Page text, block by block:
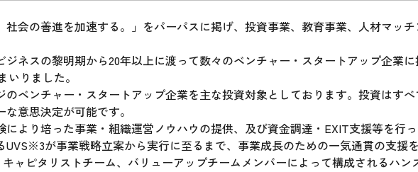
会の善進を加速する。」をパーパスに掲げ、投資事業、教育事業、人材マッ
ネスの黎明期から20年以上に渡って数々のベンチャー・スタートアップ企業に
りました。
ベンチャー・スタートアップ企業を主な投資対象としております。投資はす
意思決定が可能です。
より培った事業・組織運営ノウハウの提供、及び資金調達・EXIT支援等を行
が事業戦略立案から実行に至るまで、事業成長のための一気通貫の支援を
ャピタリストチーム、バリューアップチームメンバーによって構成されるハン